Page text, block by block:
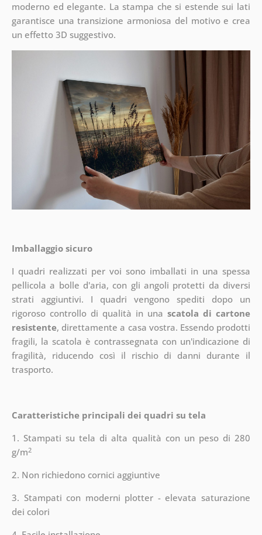
moderno ed elegante. La stampa che si estende sui lati
garantisce una transizione armoniosa del motivo e crea
un effetto 3D suggestivo.
Imballaggio sicuro
I quadri realizzati per voi sono imballati in una spessa
pellicola a bolle d'aria, con gli angoli protetti da diversi
strati aggiuntivi. I quadri vengono spediti dopo un
rigoroso controllo di qualità in unascatola di cartone
resistente, direttamente a casa vostra. Essendo prodotti
fragili, la scatola è contrassegnata con un'indicazione di
fragilità, riducendo così il rischio di danni durante il
trasporto.
Caratteristiche principali dei quadri su tela
1. Stampati su tela di alta qualità con un peso di 280
g/m2
2. Non richiedono cornici aggiuntive
3. Stampati con moderni plotter - elevata saturazione
dei colori